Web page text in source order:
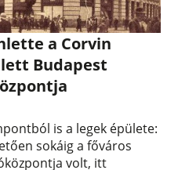
a Corvin
lett Budapest
is a legek épülete:
sokáig a főváros
volt, itt